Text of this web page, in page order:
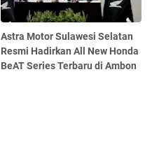
Astra Motor Sulawesi Selatan
Resmi Hadirkan All New Honda
BeAT Series Terbaru di Ambon